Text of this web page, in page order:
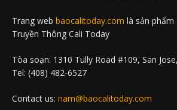
Trang web baocalitoday.com là sản phẩm
Truyền Thông Cali Today
Tòa soạn: 1310 Tully Road #109, San
Tel: (408) 482-6527
Contact us: nam@baocalitoday.com